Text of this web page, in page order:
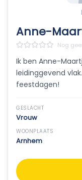
Anne-
Nog
Ik ben Anne-
leidinggevend
feestdagen!
GESLACHT
Vrouw
WOONPLAATS
Arnhem